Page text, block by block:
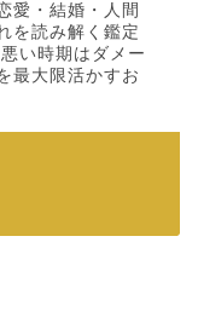
愛・結婚・人間
を読み解く鑑定
い時期はダメー
最大限活かすお